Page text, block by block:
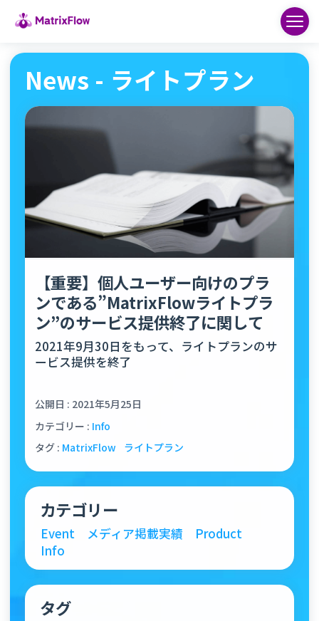
News - ライトプラン
【重要】個人ユーザー向けのプラ
ンである”MatrixFlowライトプラ
ン”のサービス提供終了に関して
2021年9月30日をもって、ライトプランのサ
ービス提供を終了
公開日 : 2021年5月25日
カテゴリー : Info
タグ : MatrixFlow ライトプラン
カテゴリー
Event メディア掲載実績
Product
Info
タグ